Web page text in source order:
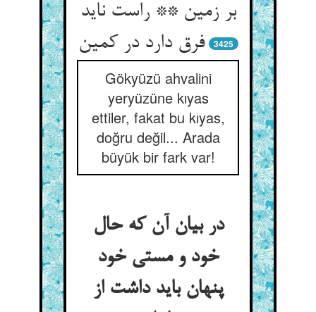
بر زمین ** راست ناید
فرق دارد در کمین‌‌
3425
Gökyüzü ahvalini
yeryüzüne kıyas
ettiler, fakat bu kıyas,
doğru değil... Arada
büyük bir fark var!
در بیان آن که حال
خود و مستی خود
پنهان باید داشت از